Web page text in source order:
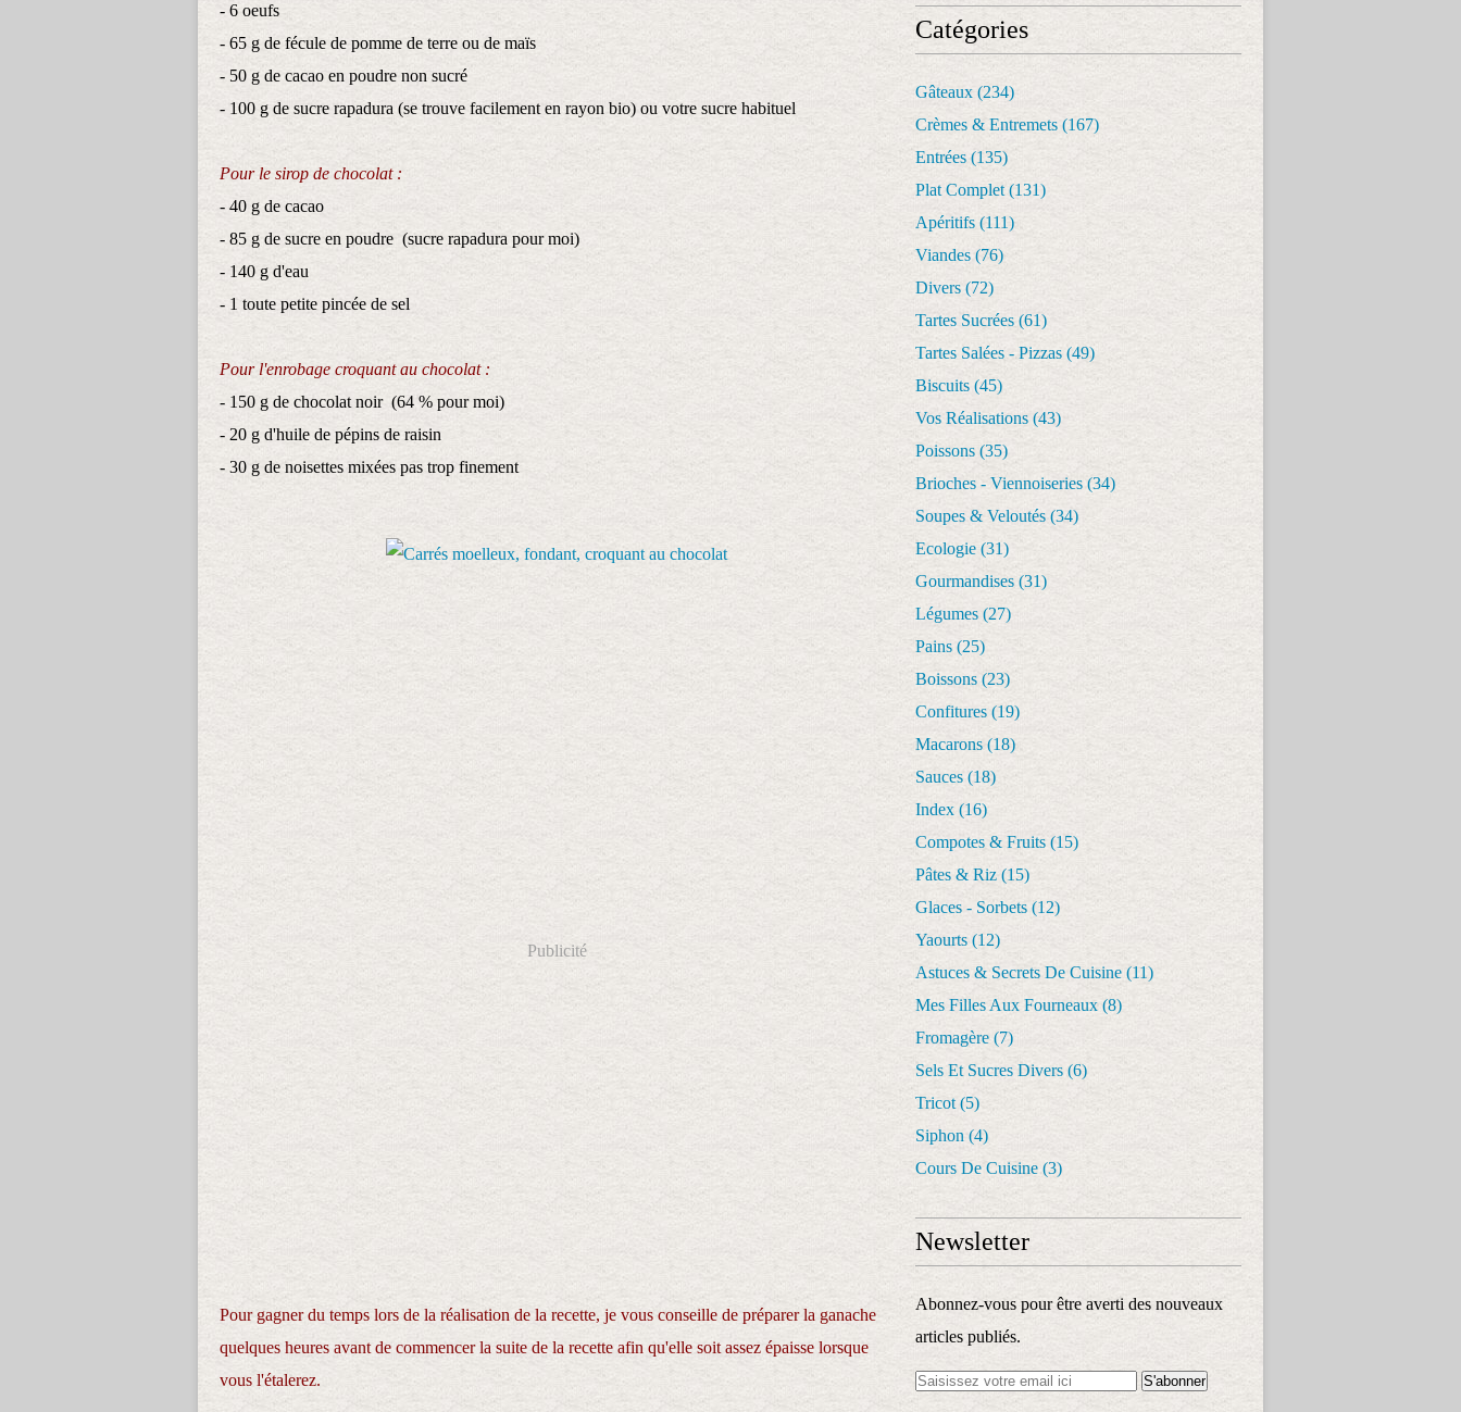
- 6 oeufs
- 65 g de fécule de pomme de terre ou de maïs
- 50 g de cacao en poudre non sucré
- 100 g de sucre rapadura (se trouve facilement en rayon bio) ou votre sucre habituel
Pour le sirop de chocolat :
- 40 g de cacao
- 85 g de sucre en poudre (sucre rapadura pour moi)
- 140 g d'eau
- 1 toute petite pincée de sel
Pour l'enrobage croquant au chocolat :
- 150 g de chocolat noir (64 % pour moi)
- 20 g d'huile de pépins de raisin
- 30 g de noisettes mixées pas trop finement
Publicité
Pour gagner du temps lors de la réalisation de la recette, je vous conseille de préparer la ganache
quelques heures avant de commencer la suite de la recette afin qu'elle soit assez épaisse lorsque
vous l'étalerez.
Catégories
Gâteaux (234)
Crèmes & Entremets (167)
Entrées (135)
Plat Complet (131)
Apéritifs (111)
Viandes (76)
Divers (72)
Tartes Sucrées (61)
Tartes Salées - Pizzas (49)
Biscuits (45)
Vos Réalisations (43)
Poissons (35)
Brioches - Viennoiseries (34)
Soupes & Veloutés (34)
Ecologie (31)
Gourmandises (31)
Légumes (27)
Pains (25)
Boissons (23)
Confitures (19)
Macarons (18)
Sauces (18)
Index (16)
Compotes & Fruits (15)
Pâtes & Riz (15)
Glaces - Sorbets (12)
Yaourts (12)
Astuces & Secrets De Cuisine (11)
Mes Filles Aux Fourneaux (8)
Fromagère (7)
Sels Et Sucres Divers (6)
Tricot (5)
Siphon (4)
Cours De Cuisine (3)
Newsletter
Abonnez-vous pour être averti des nouveaux
articles publiés.